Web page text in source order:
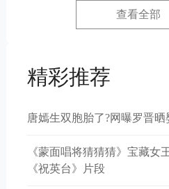
查看全部
精彩推荐
唐嫣生双胞胎了?网曝罗晋晒
《蒙面唱将猜猜猜》宝藏女
《祝英台》片段